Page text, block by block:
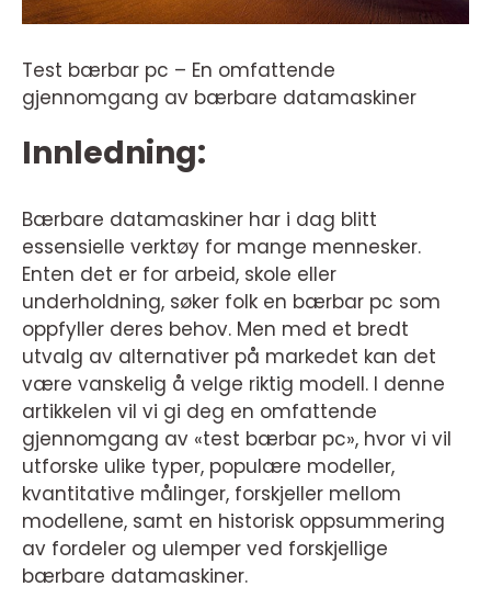
Test bærbar pc – En omfattende
gjennomgang av bærbare datamaskiner
Innledning:
Bærbare datamaskiner har i dag blitt
essensielle verktøy for mange mennesker.
Enten det er for arbeid, skole eller
underholdning, søker folk en bærbar pc som
oppfyller deres behov. Men med et bredt
utvalg av alternativer på markedet kan det
være vanskelig å velge riktig modell. I denne
artikkelen vil vi gi deg en omfattende
gjennomgang av «test bærbar pc», hvor vi vil
utforske ulike typer, populære modeller,
kvantitative målinger, forskjeller mellom
modellene, samt en historisk oppsummering
av fordeler og ulemper ved forskjellige
bærbare datamaskiner.